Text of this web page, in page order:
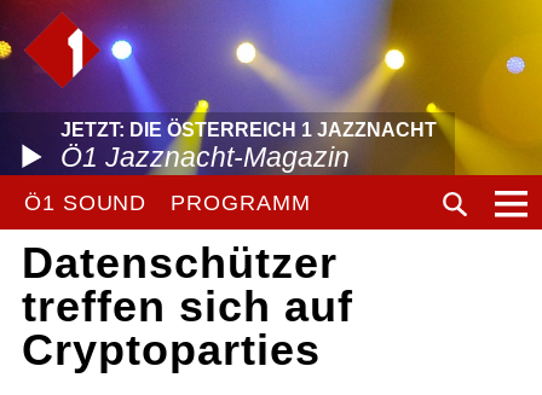
JETZT: DIE ÖSTERREICH 1 JAZZNACHT
Ö1 Jazznacht-Magazin
Ö1 SOUND PROGRAMM
Datenschützer
treffen sich auf
Cryptoparties